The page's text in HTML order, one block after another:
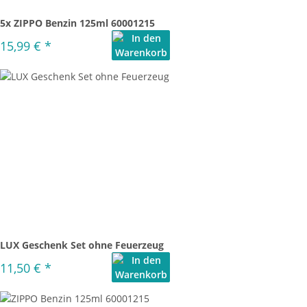
5x ZIPPO Benzin 125ml 60001215
15,99 € *
LUX Geschenk Set ohne Feuerzeug
11,50 € *